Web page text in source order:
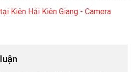
Kiên Hải Kiên Giang - Camera